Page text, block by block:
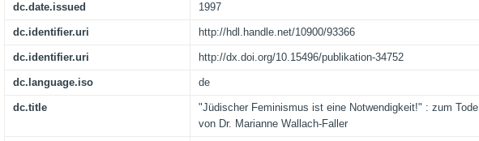
dc.date.issued 1997
dc.identifier.uri http://hdl.handle.net/10900/93366
dc.identifier.uri http://dx.doi.org/10.15496/publikation-34752
dc.language.iso de
dc.title
"Jüdischer Feminismus ist eine Notwendigkeit!" : zum Tode
von Dr. Marianne Wallach-Faller